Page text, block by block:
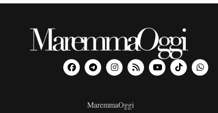
MaremmaOggi